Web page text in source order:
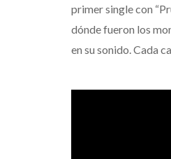
primer single con
dónde fueron los
en su sonido. Cada